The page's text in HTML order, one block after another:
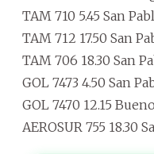
TAM 710 5.45 San
TAM 712 17.50 San
TAM 706 18.30 San
GOL 7473 4.50 San
GOL 7470 12.15
AEROSUR 755 18.30